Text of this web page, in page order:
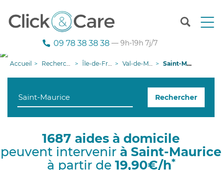
T
n
g
i
09 78 38 38 38 — 9h-19h 7j/7
Accueil Recherche aide à domicile Île-de-France Val-de-Marne Saint-Maurice
Rechercher
1687 aides à domicile
peuvent intervenir à Saint-Maurice
à partir de 19,90€/h*